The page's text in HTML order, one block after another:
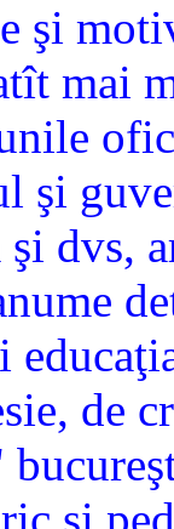
şi
mai
şi
dvs,
de